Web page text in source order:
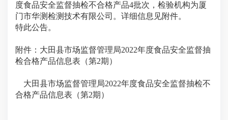
度食品安全监督抽检不合格产品4批次，检验机构为厦
门市华测检测技术有限公司。详细信息见附件。
特此公告。
附件：大田县市场监督管理局2022年度食品安全监督抽
检合格产品信息表（第2期）
大田县市场监督管理局2022年度食品安全监督抽检不
合格产品信息表（第2期）